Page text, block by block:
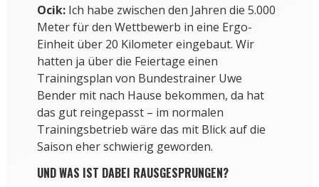
Ocik:Ich habe zwischen den Jahren die 5.000
Meter für den Wettbewerb in eine Ergo-
Einheit über 20 Kilometer eingebaut. Wir
hatten ja über die Feiertage einen
Trainingsplan von Bundestrainer Uwe
Bender mit nach Hause bekommen, da hat
das gut reingepasst – im normalen
Trainingsbetrieb wäre das mit Blick auf die
Saison eher schwierig geworden.
UND WAS IST DABEI RAUSGESPRUNGEN?